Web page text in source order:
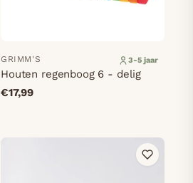
GRIMM'S 3-5 jaar
Houten regenboog 6 - delig
€17,99